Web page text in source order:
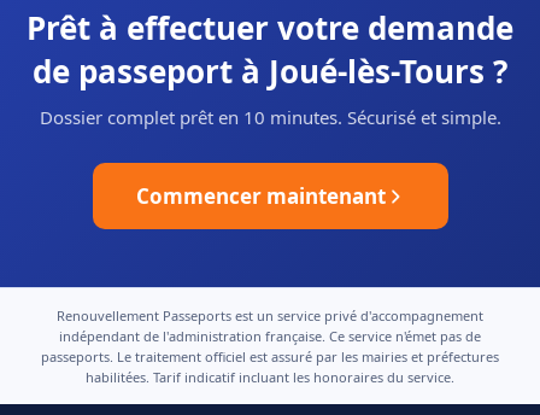
Prêt à effectuer votre demande
de passeport à Joué-lès-Tours ?
Dossier complet prêt en 10 minutes. Sécurisé et simple.
Commencer maintenant
Renouvellement Passeports est un service privé d'accompagnement
indépendant de l'administration française. Ce service n'émet pas de
passeports. Le traitement officiel est assuré par les mairies et préfectures
habilitées. Tarif indicatif incluant les honoraires du service.